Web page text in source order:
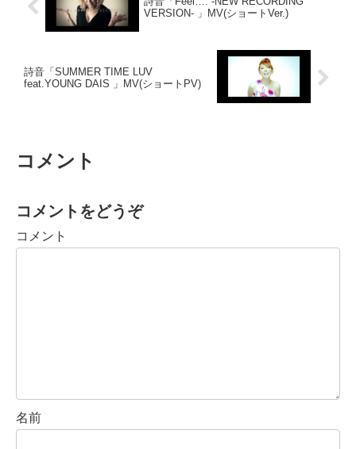
VERSION- 」MV(ショートVer.)
詩音「SUMMER TIME LUV
feat.YOUNG DAIS 」MV(ショートPV)
コメント
コメントをどうぞ
コメント
名前